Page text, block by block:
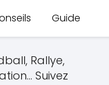
Guide
Rallye,
Suivez